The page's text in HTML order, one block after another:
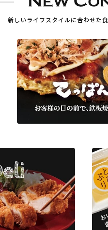
新しいライフスタイルに合わせた